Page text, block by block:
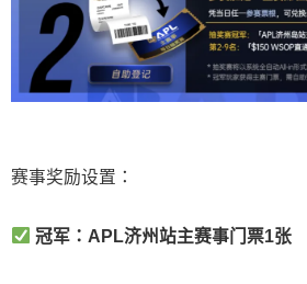
赛事奖励设置：
冠军：APL济州站主赛事门票1张